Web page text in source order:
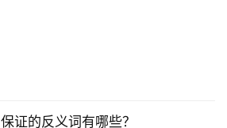
保证的反义词有哪些？